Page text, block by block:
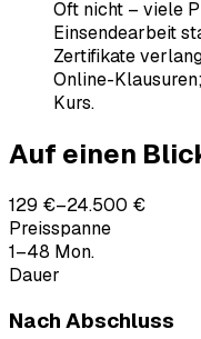
Oft nicht – viele
Einsendearbeit
Zertifikate
Online-
Kurs.
Auf einen
129 €–24.500 €
Preisspanne
1–48 Mon.
Dauer
Nach Abschluss